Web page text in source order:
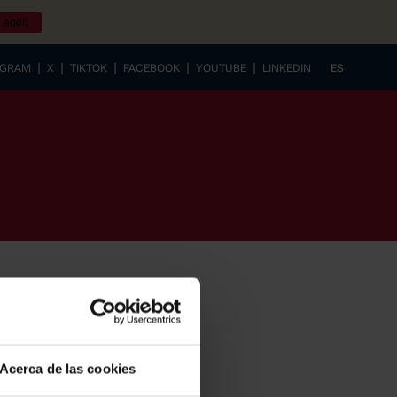
Acerca de las cookies
aquí!
| X | TIKTOK | FACEBOOK | YOUTUBE | LINKEDIN
ES